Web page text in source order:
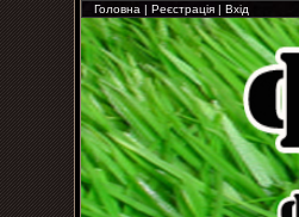
Головна | Реєстрація | Вхід